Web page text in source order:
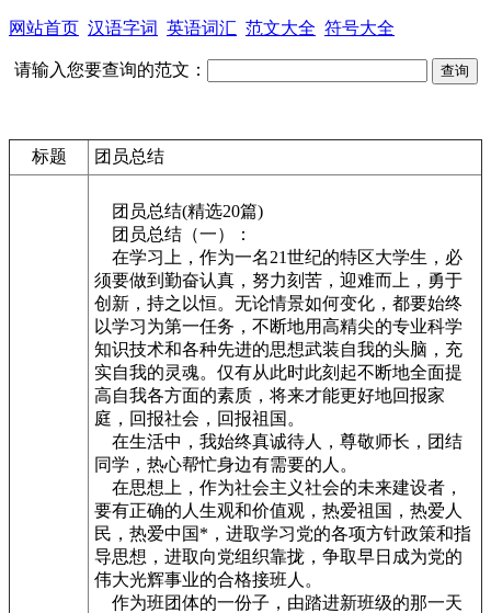
网站首页 汉语字词 英语词汇 范文大全 符号大全
请输入您要查询的范文：
标题 团员总结
团员总结(精选20篇)
团员总结（一）：
在学习上，作为一名21世纪的特区大学生，必
须要做到勤奋认真，努力刻苦，迎难而上，勇于
创新，持之以恒。无论情景如何变化，都要始终
以学习为第一任务，不断地用高精尖的专业科学
知识技术和各种先进的思想武装自我的头脑，充
实自我的灵魂。仅有从此时此刻起不断地全面提
高自我各方面的素质，将来才能更好地回报家
庭，回报社会，回报祖国。
在生活中，我始终真诚待人，尊敬师长，团结
同学，热心帮忙身边有需要的人。
在思想上，作为社会主义社会的未来建设者，
要有正确的人生观和价值观，热爱祖国，热爱人
民，热爱中国*，进取学习党的各项方针政策和指
导思想，进取向党组织靠拢，争取早日成为党的
伟大光辉事业的合格接班人。
作为班团体的一份子，由踏进新班级的那一天